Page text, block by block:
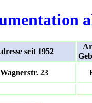
seit 1952
Wagnerstr. 23